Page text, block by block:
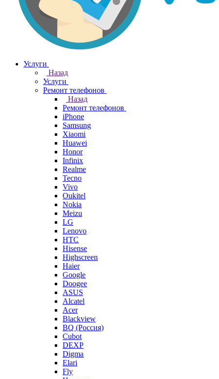
Услуги
Назад
Услуги
Ремонт телефонов
Назад
Ремонт телефонов
iPhone
Samsung
Xiaomi
Huawei
Honor
Infinix
Realme
Tecno
Vivo
Oukitel
Nokia
Meizu
LG
Lenovo
HTC
Hisense
Highscreen
Haier
Google
Doogee
ASUS
Alcatel
Acer
Blackview
BQ (Россия)
Cubot
DEXP
Digma
Elari
Fly